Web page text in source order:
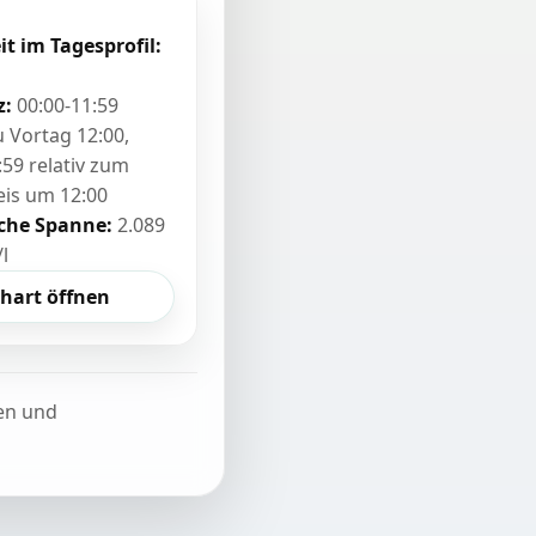
im Tagesprofil:
00:00-11:59
Vortag 12:00,
relativ zum
um 12:00
Spanne: 2.089
öffnen
und